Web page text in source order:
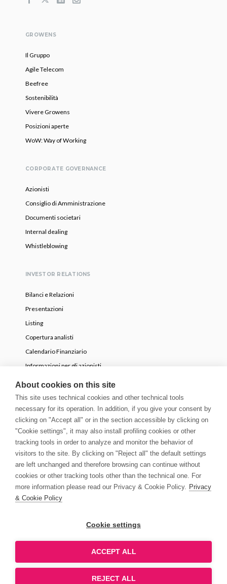
GROWENS
Il Gruppo
Agile Telecom
Beefree
Sostenibilità
Vivere Growens
Posizioni aperte
WoW: Way of Working
CORPORATE GOVERNANCE
Azionisti
Consiglio di Amministrazione
Documenti societari
Internal dealing
Whistleblowing
INVESTOR RELATIONS
Bilanci e Relazioni
Presentazioni
Listing
Copertura analisti
Calendario Finanziario
Informazioni per gli azionisti
OPA volontaria parziale
NEWS
Comunicati Stampa
Storie
Innovation Blog
Newsletter
Media & Guidelines
Informativa Privacy e Cookie
Impostazioni cookie
About cookies on this site
This site uses technical cookies and other technical tools
necessary for its operation. In addition, if you give your consent by
clicking on "Accept all" or in the section accessible by clicking on
"Cookie settings", it may also install profiling cookies or other
tracking tools in order to analyze and monitor the behavior of
visitors to the site. By clicking on "Reject all" the default settings
are left unchanged and therefore browsing can continue without
cookies or other tracking tools other than the technical one. For
more information please read our Privacy & Cookie Policy. Privacy
& Cookie Policy
Cookie settings
ACCEPT ALL
REJECT ALL